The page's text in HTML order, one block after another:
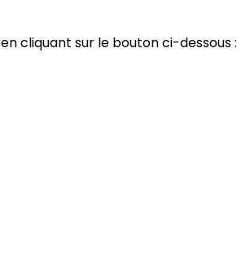
en cliquant sur le bouton ci-dessous :